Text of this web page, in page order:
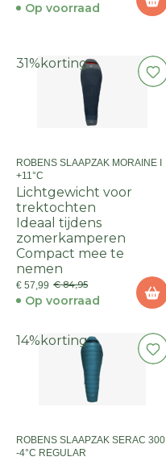
Op voorraad
31% korting
ROBENS SLAAPZAK MORAINE I
+11°C
Lichtgewicht voor
trektochten
Ideaal tijdens
zomerkamperen
Compact mee te
nemen
€ 57,99 € 84,95
Op voorraad
14% korting
ROBENS SLAAPZAK SERAC 300
-4°C REGULAR